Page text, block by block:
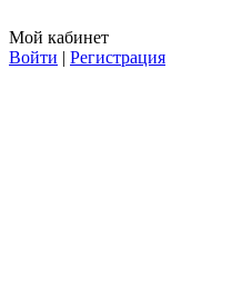
Мой кабинет
Войти | Регистрация